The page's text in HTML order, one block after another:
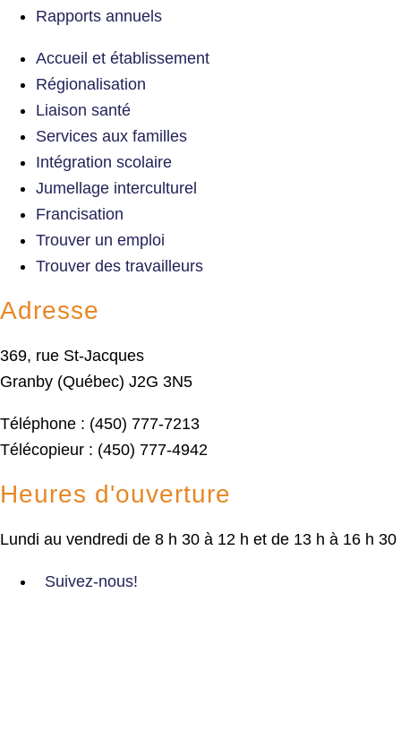
Rapports annuels
Accueil et établissement
Régionalisation
Liaison santé
Services aux familles
Intégration scolaire
Jumellage interculturel
Francisation
Trouver un emploi
Trouver des travailleurs
Adresse
369, rue St-Jacques
Granby (Québec) J2G 3N5
Téléphone : (450) 777-7213
Télécopieur : (450) 777-4942
Heures d'ouverture
Lundi au vendredi de 8 h 30 à 12 h et de 13 h à 16 h 30
Suivez-nous!